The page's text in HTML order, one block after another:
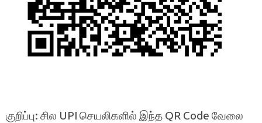
குறிப்பு: சில UPI செயலிகளில் இந்த QR Code வேலை